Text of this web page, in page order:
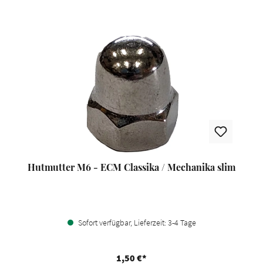
Hutmutter M6 - ECM Classika / Mechanika slim
Sofort verfügbar, Lieferzeit: 3-4 Tage
1,50 €*